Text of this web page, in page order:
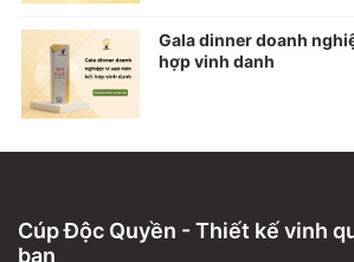
Gala dinner doanh
hợp vinh danh
Cúp Độc Quyền - Thiết kế vinh
bạn